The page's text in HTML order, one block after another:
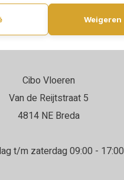
Weigeren
Cibo Vloeren
Van de Reijtstraat 5
4814 NE Breda
t/m zaterdag 09:00 - 17:00